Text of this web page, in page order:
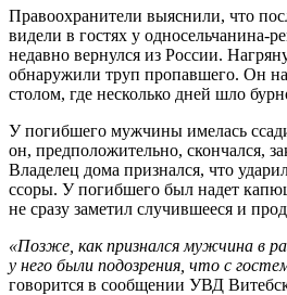
Правоохранители выяснили, что
видели в гостях у односельчанина-
недавно вернулся из России.
обнаружили труп пропавшего. Он
столом, где несколько дней шло
У погибшего мужчины имелась
он, предположительно, скончался,
Владелец дома признался, что
ссоры. У погибшего был надет
не сразу заметил случившееся и
«Позже, как признался мужчина в
у него были подозрения, что с
говорится в сообщении УВД